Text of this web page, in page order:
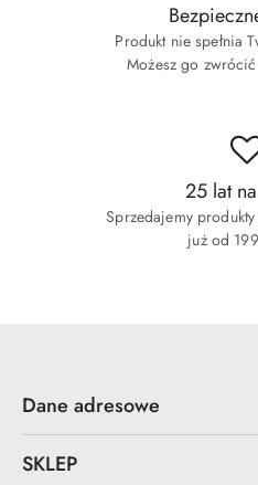
Produkt nie spełnia
Możesz go
25 lat
Sprzedajemy
już od
Dane adresowe
SKLEP